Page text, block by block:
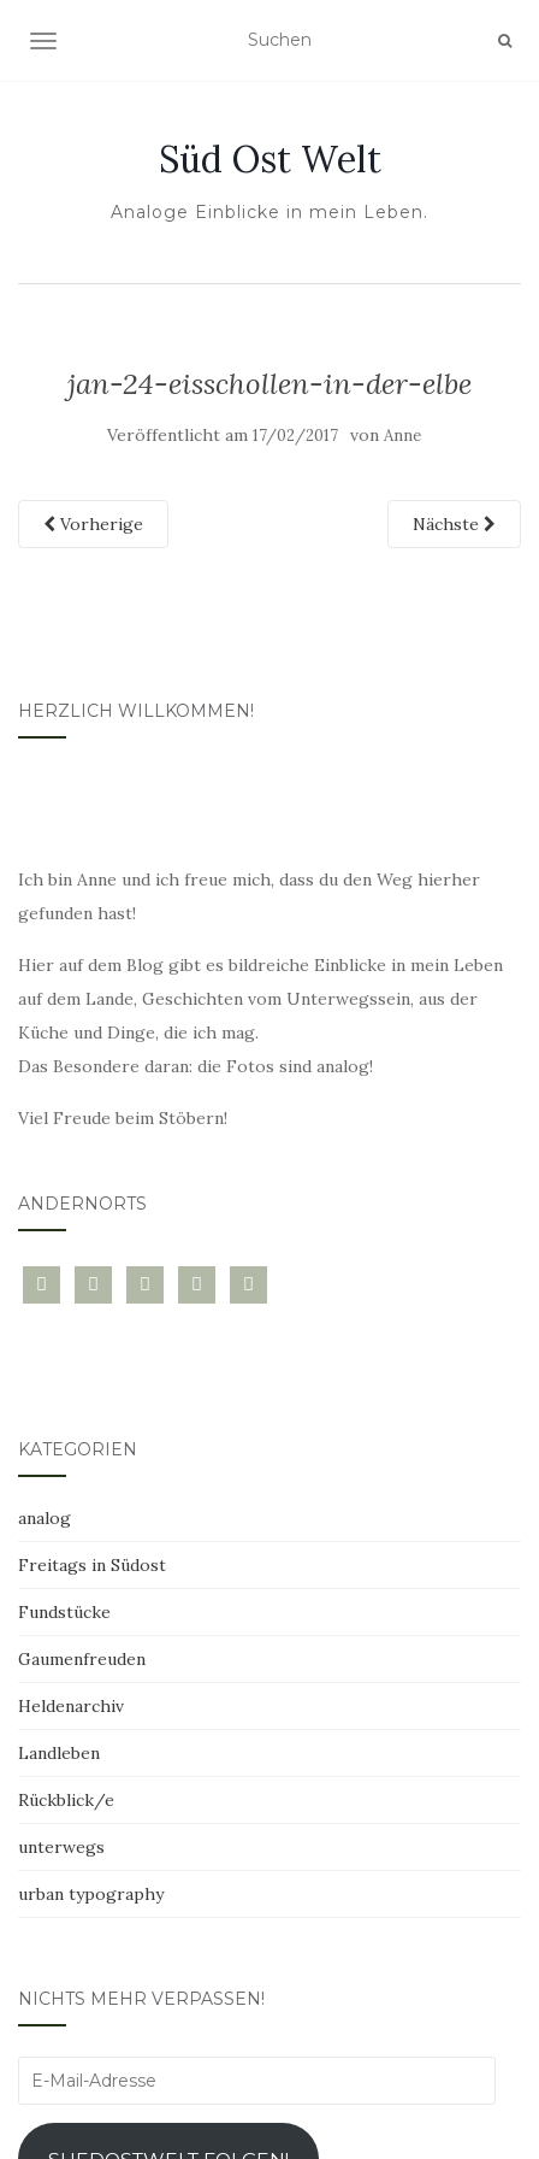
NAVIGATION UMSCHALTEN
Süd Ost Welt
Analoge Einblicke in mein Leben.
jan-24-eisschollen-in-der-elbe
Veröffentlicht am 17/02/2017 von Anne
Vorherige Nächste
HERZLICH WILLKOMMEN!
Ich bin Anne und ich freue mich, dass du den Weg hierher
gefunden hast!
Hier auf dem Blog gibt es bildreiche Einblicke in mein Leben
auf dem Lande, Geschichten vom Unterwegssein, aus der
Küche und Dinge, die ich mag.
Das Besondere daran: die Fotos sind analog!
Viel Freude beim Stöbern!
ANDERNORTS
bloglovininstagramtwitter pinterest
mail
KATEGORIEN
analog
Freitags in Südost
Fundstücke
Gaumenfreuden
Heldenarchiv
Landleben
Rückblick/e
unterwegs
urban typography
NICHTS MEHR VERPASSEN!
E-
Adresse